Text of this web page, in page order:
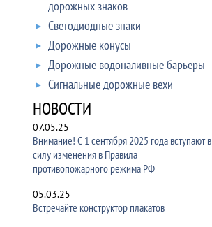
дорожных знаков
Светодиодные знаки
Дорожные конусы
Дорожные водоналивные барьеры
Сигнальные дорожные вехи
НОВОСТИ
07.05.25
Внимание! С 1 сентября 2025 года вступают в
силу изменения в Правила
противопожарного режима РФ
05.03.25
Встречайте конструктор плакатов